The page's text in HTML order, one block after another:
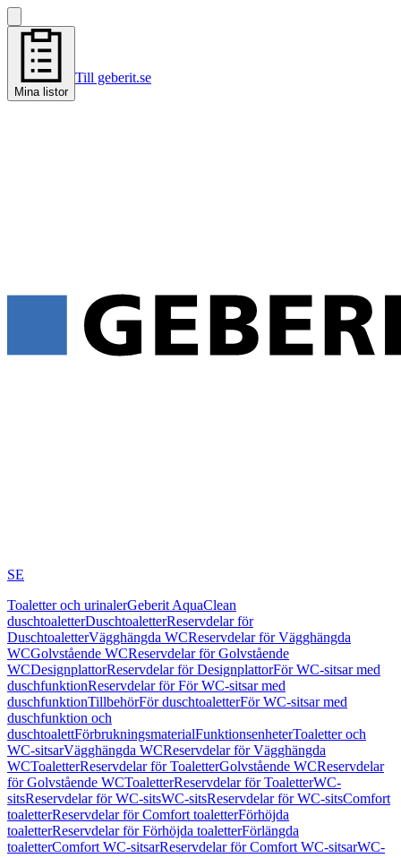
Mina listor
Till geberit.se
SE
Toaletter och urinalerGeberit AquaClean
duschtoaletterDuschtoaletterReservdelar för
DuschtoaletterVägghängda WCReservdelar för Vägghängda
WCGolvstående WCReservdelar för Golvstående
WCDesignplattorReservdelar för DesignplattorFör WC-sitsar med
duschfunktionReservdelar för För WC-sitsar med
duschfunktionTillbehörFör duschtoaletterFör WC-sitsar med
duschfunktion och
duschtoalettFörbrukningsmaterialFunktionsenheterToaletter och
WC-sitsarVägghängda WCReservdelar för Vägghängda
WCToaletterReservdelar för ToaletterGolvstående WCReservdelar
för Golvstående WCToaletterReservdelar för ToaletterWC-
sitsReservdelar för WC-sitsWC-sitsReservdelar för WC-sitsComfort
toaletterReservdelar för Comfort toaletterFörhöjda
toaletterReservdelar för Förhöjda toaletterFörlängda
toaletterComfort WC-sitsarReservdelar för Comfort WC-sitsarWC-